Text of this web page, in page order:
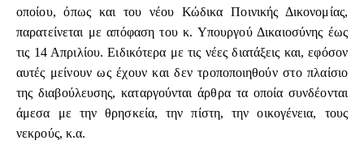
οποίου, όπως και του νέου Κώδικα Ποινικής Δικονομίας,
παρατείνεται με απόφαση του κ. Υπουργού Δικαιοσύνης έως
τις 14 Απριλίου. Ειδικότερα με τις νέες διατάξεις και, εφόσον
αυτές μείνουν ως έχουν και δεν τροποποιηθούν στο πλαίσιο
της διαβούλευσης, καταργούνται άρθρα τα οποία συνδέονται
άμεσα με την θρησκεία, την πίστη, την οικογένεια, τους
νεκρούς, κ.α.